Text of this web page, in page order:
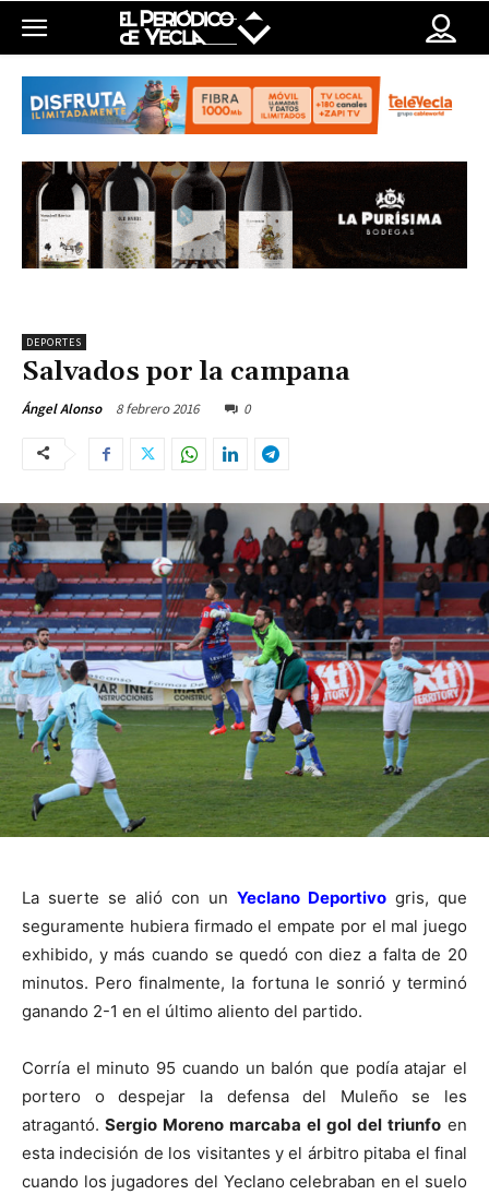
DEPORTES
Salvados por la campana
Ángel Alonso 8 febrero 2016 0
La suerte se alió con un Yeclano Deportivo gris, que
seguramente hubiera firmado el empate por el mal juego
exhibido, y más cuando se quedó con diez a falta de 20
minutos. Pero finalmente, la fortuna le sonrió y terminó
ganando 2-1 en el último aliento del partido.
Corría el minuto 95 cuando un balón que podía atajar el
portero o despejar la defensa del Muleño se les
atragantó. Sergio Moreno marcaba el gol del triunfo en
esta indecisión de los visitantes y el árbitro pitaba el final
cuando los jugadores del Yeclano celebraban en el suelo